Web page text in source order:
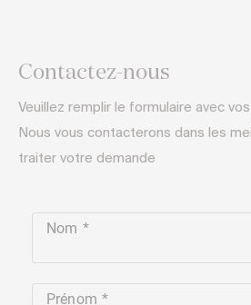
Contactez-nous
Veuillez remplir le formulaire avec
Nous vous contacterons dans les
traiter votre demande​
Nom
Prénom